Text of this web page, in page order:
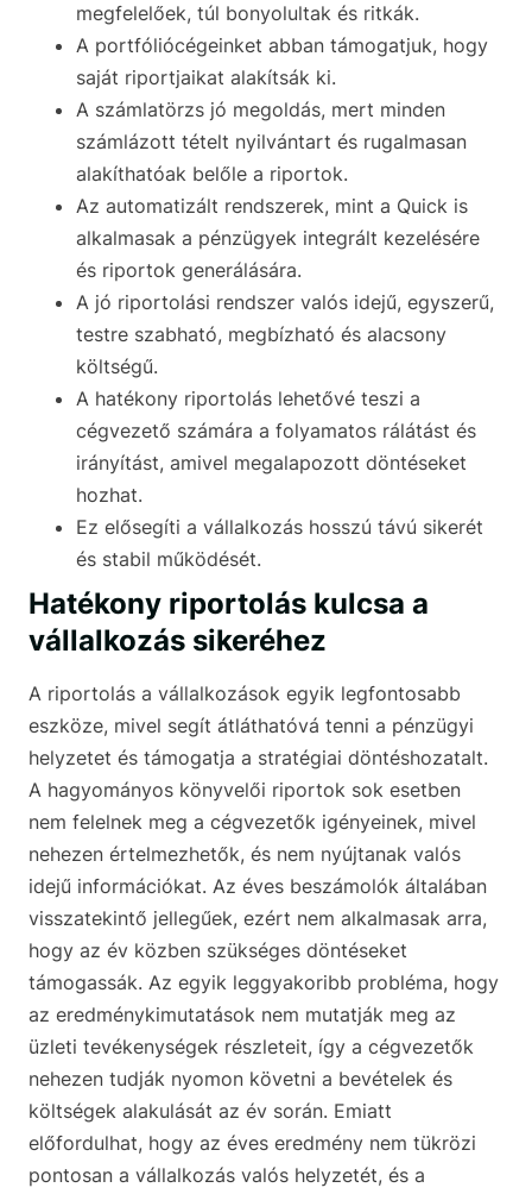
megfelelőek, túl bonyolultak és ritkák.
A portfóliócégeinket abban támogatjuk, hogy
saját riportjaikat alakítsák ki.
A számlatörzs jó megoldás, mert minden
számlázott tételt nyilvántart és rugalmasan
alakíthatóak belőle a riportok.
Az automatizált rendszerek, mint a Quick is
alkalmasak a pénzügyek integrált kezelésére
és riportok generálására.
A jó riportolási rendszer valós idejű, egyszerű,
testre szabható, megbízható és alacsony
költségű.
A hatékony riportolás lehetővé teszi a
cégvezető számára a folyamatos rálátást és
irányítást, amivel megalapozott döntéseket
hozhat.
Ez elősegíti a vállalkozás hosszú távú sikerét
és stabil működését.
Hatékony riportolás kulcsa a
vállalkozás sikeréhez
A riportolás a vállalkozások egyik legfontosabb
eszköze, mivel segít átláthatóvá tenni a pénzügyi
helyzetet és támogatja a stratégiai döntéshozatalt.
A hagyományos könyvelői riportok sok esetben
nem felelnek meg a cégvezetők igényeinek, mivel
nehezen értelmezhetők, és nem nyújtanak valós
idejű információkat. Az éves beszámolók általában
visszatekintő jellegűek, ezért nem alkalmasak arra,
hogy az év közben szükséges döntéseket
támogassák. Az egyik leggyakoribb probléma, hogy
az eredménykimutatások nem mutatják meg az
üzleti tevékenységek részleteit, így a cégvezetők
nehezen tudják nyomon követni a bevételek és
költségek alakulását az év során. Emiatt
előfordulhat, hogy az éves eredmény nem tükrözi
pontosan a vállalkozás valós helyzetét, és a